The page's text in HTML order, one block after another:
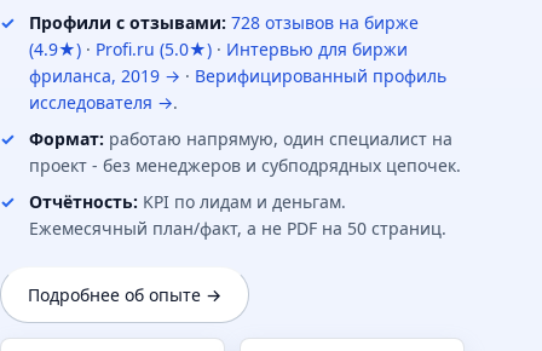
Профили с отзывами: 728 отзывов на бирже
(4.9★) · Profi.ru (5.0★) · Интервью для биржи
фриланса, 2019 → · Верифицированный профиль
исследователя →.
Формат: работаю напрямую, один специалист на
проект - без менеджеров и субподрядных цепочек.
Отчётность: KPI по лидам и деньгам.
Ежемесячный план/факт, а не PDF на 50 страниц.
Подробнее об опыте →